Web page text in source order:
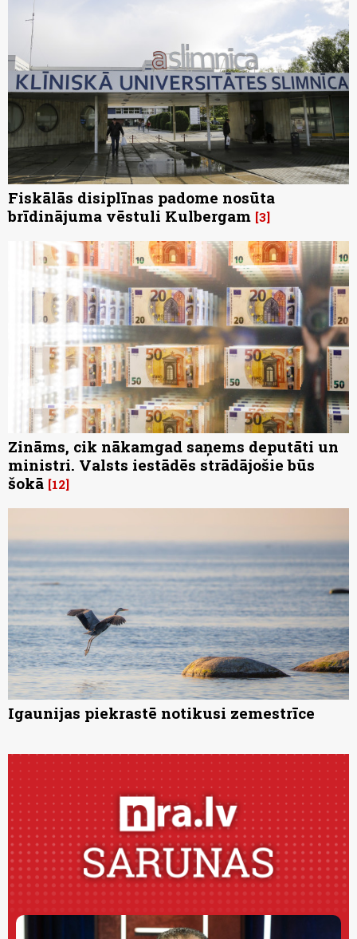
Fiskālās disiplīnas padome nosūta
brīdinājuma vēstuli Kulbergam 3
Zināms, cik nākamgad saņems deputāti un
ministri. Valsts iestādēs strādājošie būs
šokā 12
Igaunijas piekrastē notikusi zemestrīce